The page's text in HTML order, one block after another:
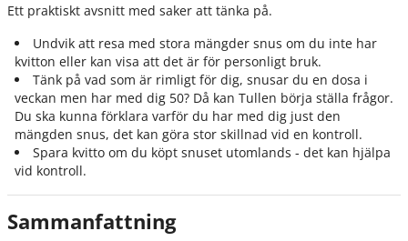
Ett praktiskt avsnitt med saker att tänka på.
Undvik att resa med stora mängder snus om du inte har
kvitton eller kan visa att det är för personligt bruk.
Tänk på vad som är rimligt för dig, snusar du en dosa i
veckan men har med dig 50? Då kan Tullen börja ställa frågor.
Du ska kunna förklara varför du har med dig just den
mängden snus, det kan göra stor skillnad vid en kontroll.
Spara kvitto om du köpt snuset utomlands - det kan hjälpa
vid kontroll.
Sammanfattning